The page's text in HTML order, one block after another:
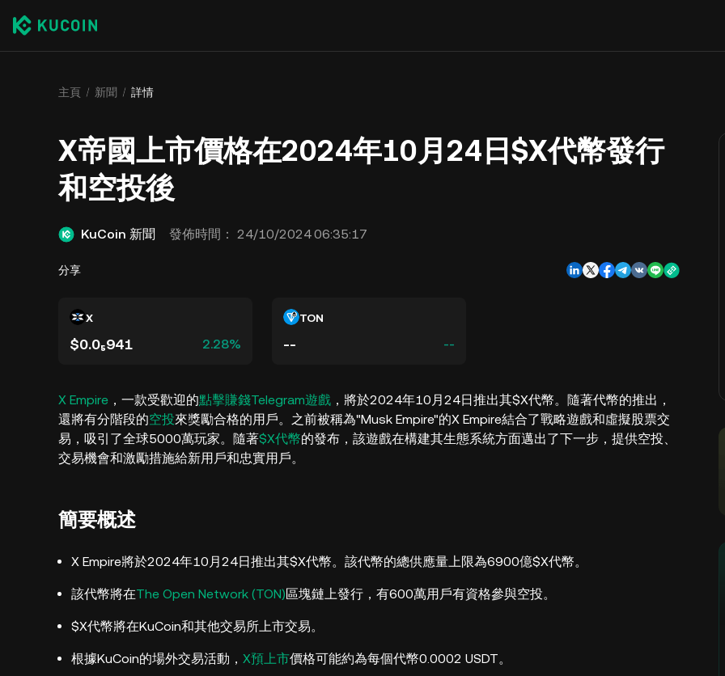
主頁 新聞 詳情
X帝國上市價格在2024年10月24日$X代幣發行
和空投後
KuCoin 新聞 發佈時間： 24/10/2024 06:35:17
分享
X
$0.0₅941 2.28%
TON
-- --
X Empire ，一款受歡迎的點擊賺錢Telegram遊戲 ，將於2024年10月24日推出其$X代幣。隨著代幣的推出，
還將有分階段的空投來獎勵合格的用戶。之前被稱為"Musk Empire"的X Empire結合了戰略遊戲和虛擬股票交
易，吸引了全球5000萬玩家。隨著$X代幣的發布，該遊戲在構建其生態系統方面邁出了下一步，提供空投、
交易機會和激勵措施給新用戶和忠實用戶。
簡要概述
X Empire將於2024年10月24日推出其$X代幣。該代幣的總供應量上限為6900億$X代幣。
該代幣將在The Open Network (TON)區塊鏈上發行，有600萬用戶有資格參與空投。
$X代幣將在KuCoin和其他交易所上市交易。
根據KuCoin的場外交易活動， X預上市價格可能約為每個代幣0.0002 USDT。